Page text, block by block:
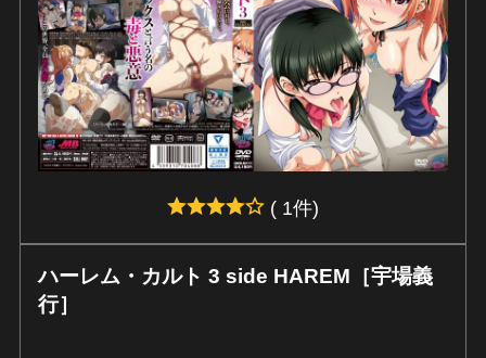
( 1件)
ハーレム・カルト 3 side HAREM［宇場義
行］